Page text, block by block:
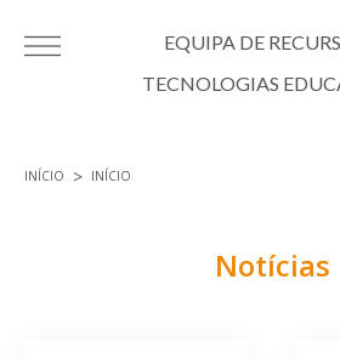
EQUIPA DE
TECNOLOGIAS
INÍCIO INÍCIO
Notícias